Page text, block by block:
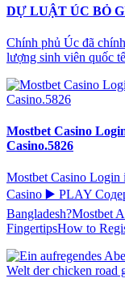
DỰ LUẬT ÚC BỎ
Chính phủ Úc đã
lượng sinh viên quốc
Mostbet Casino
Casino.5826
Mostbet Casino
Casino ▶️ PLAY
Bangladesh?Mostbet
FingertipsHow to